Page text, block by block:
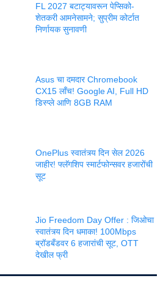
FL 2027 बटाट्यावरून पेप्सिको-
शेतकरी आमनेसामने; सुप्रीम कोर्टात
निर्णायक सुनावणी
Asus चा दमदार Chromebook
CX15 लाँच! Google AI, Full HD
डिस्प्ले आणि 8GB RAM
OnePlus स्वातंत्र्य दिन सेल 2026
जाहीर! फ्लॅगशिप स्मार्टफोन्सवर हजारोंची
सूट
Jio Freedom Day Offer : जिओचा
स्वातंत्र्य दिन धमाका! 100Mbps
ब्रॉडबँडवर 6 हजारांची सूट, OTT
देखील फ्री